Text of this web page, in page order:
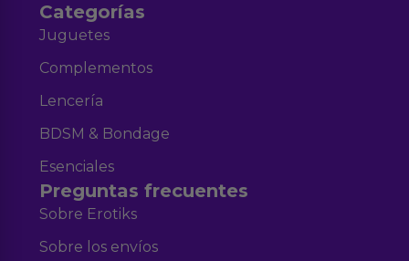
Categorías
Juguetes
Complementos
Lencería
BDSM & Bondage
Esenciales
Preguntas frecuentes
Sobre Erotiks
Sobre los envíos